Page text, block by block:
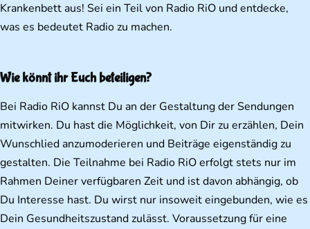
Krankenbett aus! Sei ein Teil von Radio RiO und entdecke,
was es bedeutet Radio zu machen.
Wie könnt ihr Euch beteiligen?
Bei Radio RiO kannst Du an der Gestaltung der Sendungen
mitwirken. Du hast die Möglichkeit, von Dir zu erzählen, Dein
Wunschlied anzumoderieren und Beiträge eigenständig zu
gestalten. Die Teilnahme bei Radio RiO erfolgt stets nur im
Rahmen Deiner verfügbaren Zeit und ist davon abhängig, ob
Du Interesse hast. Du wirst nur insoweit eingebunden, wie es
Dein Gesundheitszustand zulässt. Voraussetzung für eine